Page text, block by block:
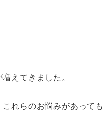
えてきました。
これらのお悩みがあっても